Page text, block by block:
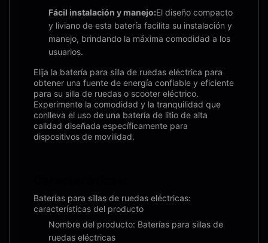
Fácil instalación y manejo:El diseño compacto
y liviano de esta batería facilita su instalación y
manejo, brindando la máxima comodidad a los
usuarios.
Elija la batería para silla de ruedas eléctrica para
obtener una fuente de energía confiable y eficiente
para su silla de ruedas o scooter eléctrico.
Experimente la comodidad y la tranquilidad que
conlleva el uso de una batería de litio de alta
calidad diseñada específicamente para
dispositivos de movilidad.
Baterías para sillas de ruedas eléctricas:
características del producto
Nombre del producto: Baterías para sillas de
ruedas eléctricas